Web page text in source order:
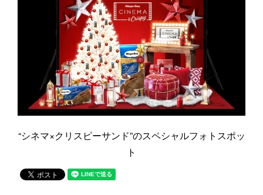
“シネマ×クリスピーサンド”のスペシャルフォトスポッ
ト